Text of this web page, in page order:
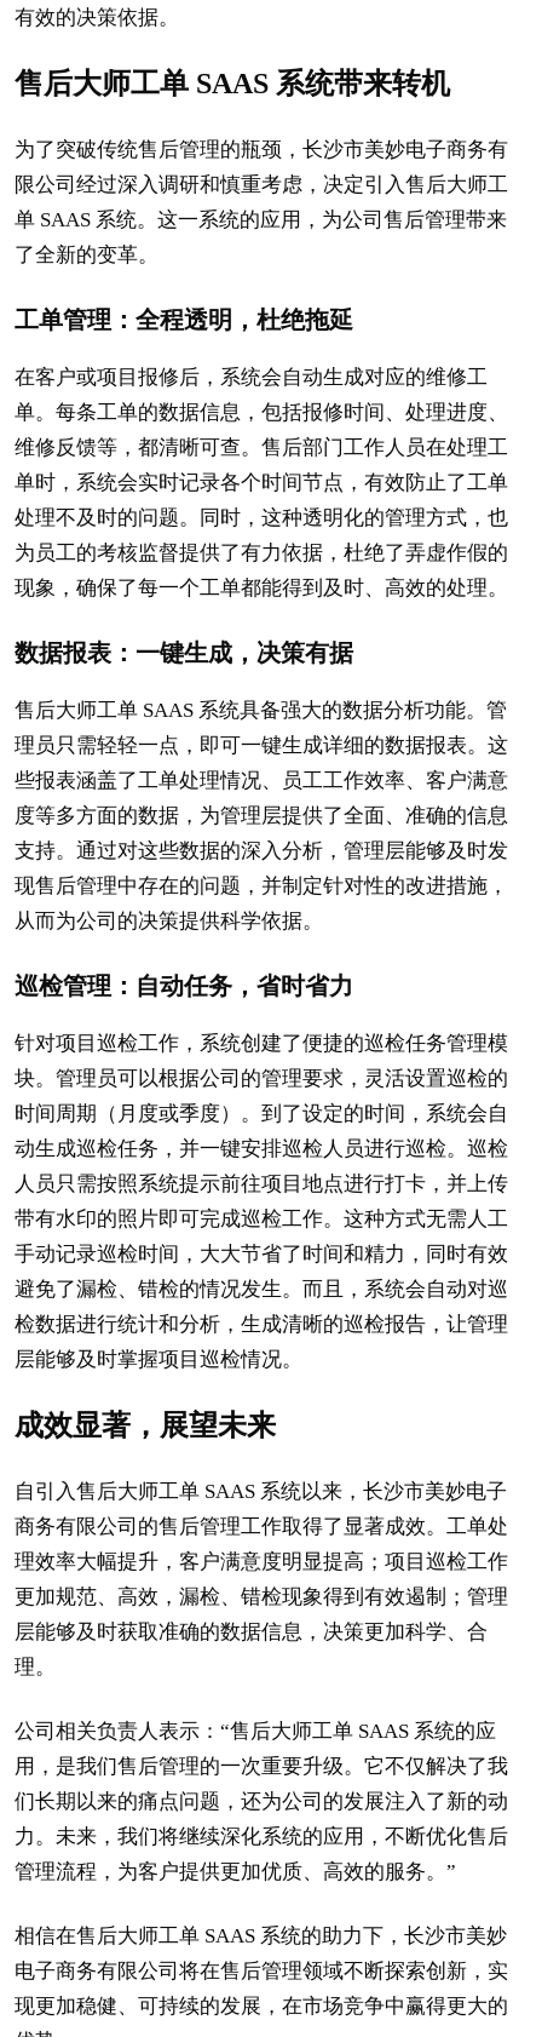
有效的决策依据。
售后大师工单 SAAS 系统带来转机
为了突破传统售后管理的瓶颈，长沙市美妙电子商务有
限公司经过深入调研和慎重考虑，决定引入售后大师工
单 SAAS 系统。这一系统的应用，为公司售后管理带来
了全新的变革。
工单管理：全程透明，杜绝拖延
在客户或项目报修后，系统会自动生成对应的维修工
单。每条工单的数据信息，包括报修时间、处理进度、
维修反馈等，都清晰可查。售后部门工作人员在处理工
单时，系统会实时记录各个时间节点，有效防止了工单
处理不及时的问题。同时，这种透明化的管理方式，也
为员工的考核监督提供了有力依据，杜绝了弄虚作假的
现象，确保了每一个工单都能得到及时、高效的处理。
数据报表：一键生成，决策有据
售后大师工单 SAAS 系统具备强大的数据分析功能。管
理员只需轻轻一点，即可一键生成详细的数据报表。这
些报表涵盖了工单处理情况、员工工作效率、客户满意
度等多方面的数据，为管理层提供了全面、准确的信息
支持。通过对这些数据的深入分析，管理层能够及时发
现售后管理中存在的问题，并制定针对性的改进措施，
从而为公司的决策提供科学依据。
巡检管理：自动任务，省时省力
针对项目巡检工作，系统创建了便捷的巡检任务管理模
块。管理员可以根据公司的管理要求，灵活设置巡检的
时间周期（月度或季度）。到了设定的时间，系统会自
动生成巡检任务，并一键安排巡检人员进行巡检。巡检
人员只需按照系统提示前往项目地点进行打卡，并上传
带有水印的照片即可完成巡检工作。这种方式无需人工
手动记录巡检时间，大大节省了时间和精力，同时有效
避免了漏检、错检的情况发生。而且，系统会自动对巡
检数据进行统计和分析，生成清晰的巡检报告，让管理
层能够及时掌握项目巡检情况。
成效显著，展望未来
自引入售后大师工单 SAAS 系统以来，长沙市美妙电子
商务有限公司的售后管理工作取得了显著成效。工单处
理效率大幅提升，客户满意度明显提高；项目巡检工作
更加规范、高效，漏检、错检现象得到有效遏制；管理
层能够及时获取准确的数据信息，决策更加科学、合
理。
公司相关负责人表示：“售后大师工单 SAAS 系统的应
用，是我们售后管理的一次重要升级。它不仅解决了我
们长期以来的痛点问题，还为公司的发展注入了新的动
力。未来，我们将继续深化系统的应用，不断优化售后
管理流程，为客户提供更加优质、高效的服务。”
相信在售后大师工单 SAAS 系统的助力下，长沙市美妙
电子商务有限公司将在售后管理领域不断探索创新，实
现更加稳健、可持续的发展，在市场竞争中赢得更大的